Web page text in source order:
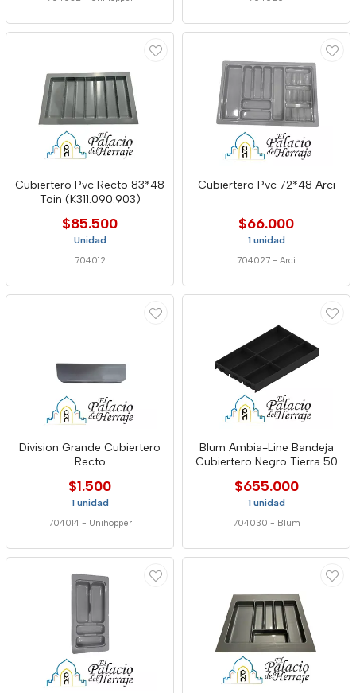
Cubiertero Pvc Recto 83*48
Toin (K311.090.903)
$85.500
Unidad
704012
Cubiertero Pvc 72*48 Arci
$66.000
1 unidad
704027 - Arci
Division Grande Cubiertero
Recto
$1.500
1 unidad
704014 - Unihopper
Blum Ambia-Line Bandeja
Cubiertero Negro Tierra 50
$655.000
1 unidad
704030 - Blum